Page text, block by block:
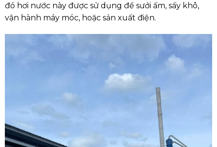
đó hơi nước này được sử dụng để sưởi ấm, sấy khô,
vận hành máy móc, hoặc sản xuất điện.